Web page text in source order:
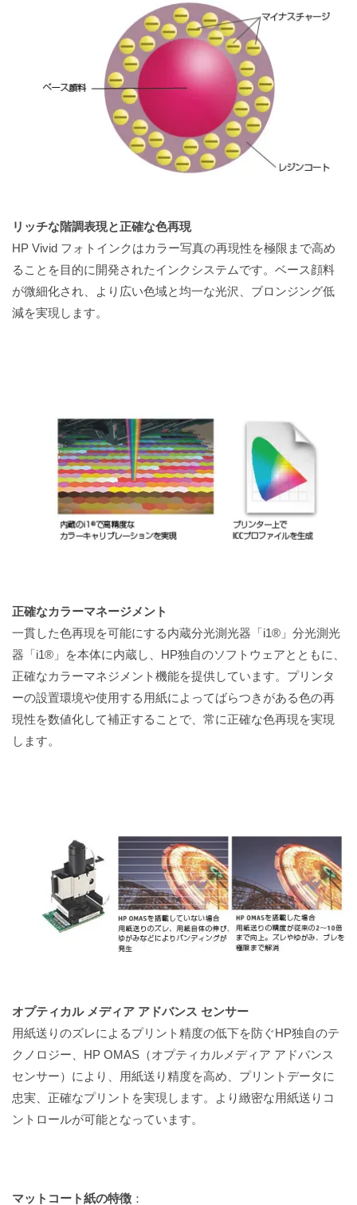
リッチな階調表現と正確な色再現
HP Vivid フォトインクはカラー写真の再現性を極限まで高め
ることを目的に開発されたインクシステムです。ベース顔料
が微細化され、より広い色域と均一な光沢、ブロンジング低
減を実現します。
正確なカラーマネージメント
一貫した色再現を可能にする内蔵分光測光器「i1®」分光測光
器「i1®」を本体に内蔵し、HP独自のソフトウェアとともに、
正確なカラーマネジメント機能を提供しています。プリンタ
ーの設置環境や使用する用紙によってばらつきがある色の再
現性を数値化して補正することで、常に正確な色再現を実現
します。
オプティカル メディア アドバンス センサー
用紙送りのズレによるプリント精度の低下を防ぐHP独自のテ
クノロジー、HP OMAS（オプティカルメディア アドバンス
センサー）により、用紙送り精度を高め、プリントデータに
忠実、正確なプリントを実現します。より緻密な用紙送りコ
ントロールが可能となっています。
マットコート紙の特徴 ：